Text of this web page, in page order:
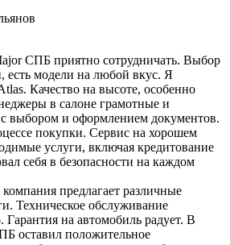
СПБ приятно сотрудничать. Выбор
есть модели на любой вкус. Я
Качество на высоте, особенно
в салоне грамотные и
выбором и оформлением документов.
покупки. Сервис на хорошем
услуги, включая кредитование
себя в безопасности на каждом
предлагает различные
Техническое обслуживание
Гарантия на автомобиль радует. В
оставил положительное